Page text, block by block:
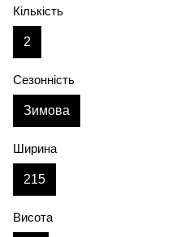
Кількість
2
Сезонність
Зимова
Ширина
215
Висота